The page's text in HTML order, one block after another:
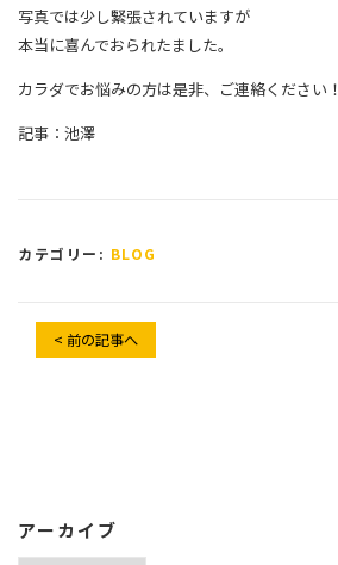
写真では少し緊張されていますが
本当に喜んでおられたました。
カラダでお悩みの方は是非、ご連絡ください！
記事：池澤
カテゴリー: BLOG
< 前の記事へ
アーカイブ